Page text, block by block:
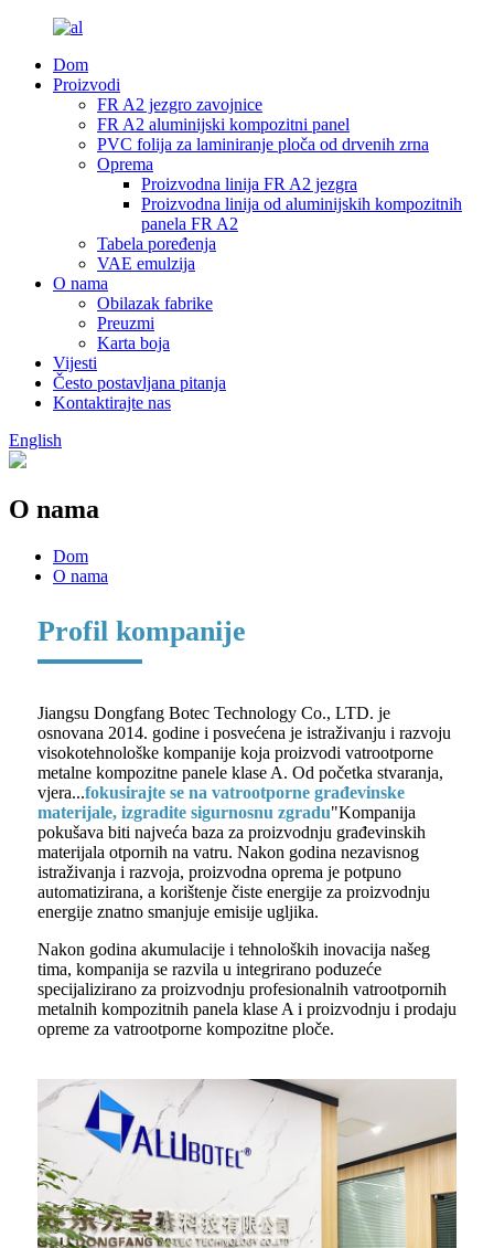
Dom
Proizvodi
FR A2 jezgro zavojnice
FR A2 aluminijski kompozitni panel
PVC folija za laminiranje ploča od drvenih zrna
Oprema
Proizvodna linija FR A2 jezgra
Proizvodna linija od aluminijskih kompozitnih
panela FR A2
Tabela poređenja
VAE emulzija
O nama
Obilazak fabrike
Preuzmi
Karta boja
Vijesti
Često postavljana pitanja
Kontaktirajte nas
English
O nama
Dom
O nama
Profil kompanije
Jiangsu Dongfang Botec Technology Co., LTD. je
osnovana 2014. godine i posvećena je istraživanju i razvoju
visokotehnološke kompanije koja proizvodi vatrootporne
metalne kompozitne panele klase A. Od početka stvaranja,
vjera...fokusirajte se na vatrootporne građevinske
materijale, izgradite sigurnosnu zgradu"Kompanija
pokušava biti najveća baza za proizvodnju građevinskih
materijala otpornih na vatru. Nakon godina nezavisnog
istraživanja i razvoja, proizvodna oprema je potpuno
automatizirana, a korištenje čiste energije za proizvodnju
energije znatno smanjuje emisije ugljika.
Nakon godina akumulacije i tehnoloških inovacija našeg
tima, kompanija se razvila u integrirano poduzeće
specijalizirano za proizvodnju profesionalnih vatrootpornih
metalnih kompozitnih panela klase A i proizvodnju i prodaju
opreme za vatrootporne kompozitne ploče.